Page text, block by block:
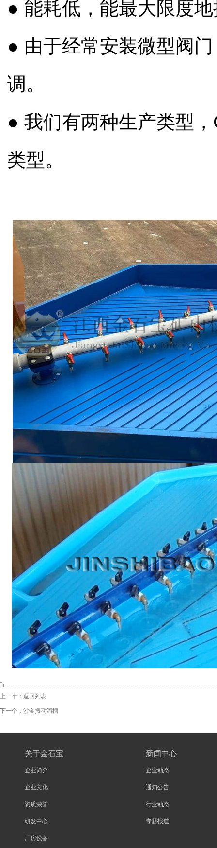
● 能耗低，能最大限度
● 由于经常安装微型阀
调。
● 我们有两种生产类型，
类型。
上一个： 返回列表
下一个： 沙金振动溜槽
关于金石宝
企业简介
企业文化
资质荣誉
研发中心
厂房设备
新闻中心
企业动态
通知公告
行业动态
专题报道